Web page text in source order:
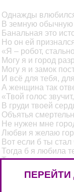
Однажды
В земную
Банальная это
Но он ей
«Я – робот,
Могу я и город
Могу я и замок
И всё для тебя,
А женщина так
«Твой голос
В груди твоей
Объятья
Не нужен мне
Любви я желаю
Вот если б ты
Тогда б я любила
Тревожным
У робота сердце
И плавились блоки
И в плоть